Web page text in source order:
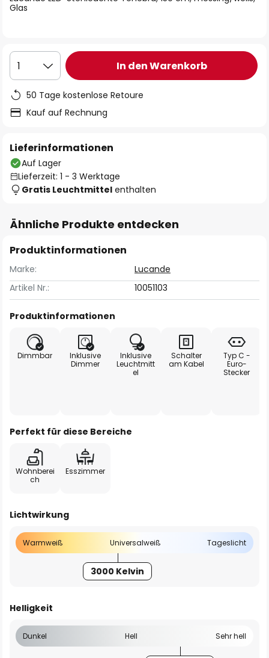
Glas
1 In den Warenkorb
50 Tage kostenlose Retoure
Kauf auf Rechnung
Lieferinformationen
Auf Lager
Lieferzeit: 1 - 3 Werktage
Gratis Leuchtmittel enthalten
Ähnliche Produkte entdecken
Produktinformationen
Marke:
Lucande
Artikel Nr.:
10051103
Produktinformationen
Dimmbar
Inklusive
Dimmer
Inklusive
Leuchtmitt
el
Schalter
am Kabel
Typ C -
Euro-
Stecker
Perfekt für diese Bereiche
Wohnberei
ch
Esszimmer
Lichtwirkung
Warmweiß Universalweiß Tageslicht
3000 Kelvin
Helligkeit
Dunkel Hell Sehr hell